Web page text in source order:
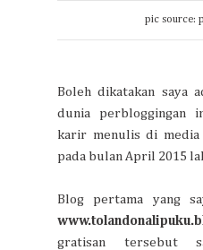
pic source:
Boleh dikatakan saya
dunia perbloggingan
karir menulis di
pada bulan April 2015
Blog pertama yang
gratisan tersebut